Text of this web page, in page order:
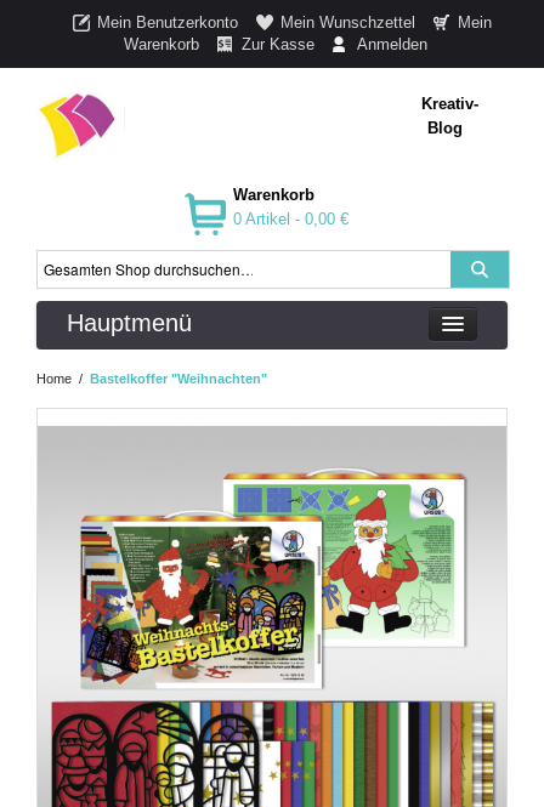
Mein Benutzerkonto Mein Wunschzettel
Mein
Warenkorb
Zur Kasse Anmelden
Kreativ-
Blog
Warenkorb
0 Artikel - 0,00 €
Hauptmenü
Home / Bastelkoffer "Weihnachten"